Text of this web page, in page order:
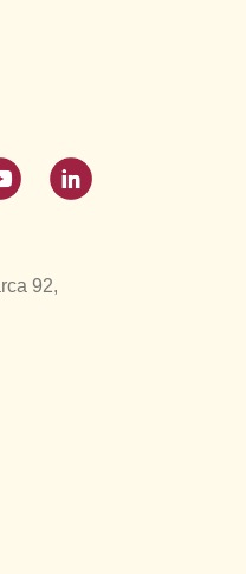
92,